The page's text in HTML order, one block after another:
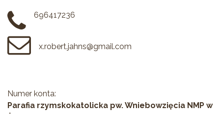
696417236
x.robert.jahns@gmail.com
Numer konta:
Parafia rzymskokatolicka pw. Wniebowzięcia NMP w